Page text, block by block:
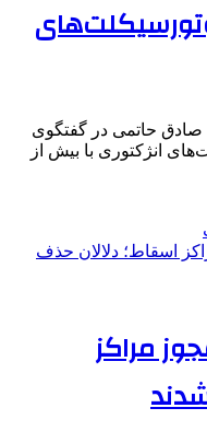
حاتمی در گفتگوی
انژکتوری با بیش از
مراکز